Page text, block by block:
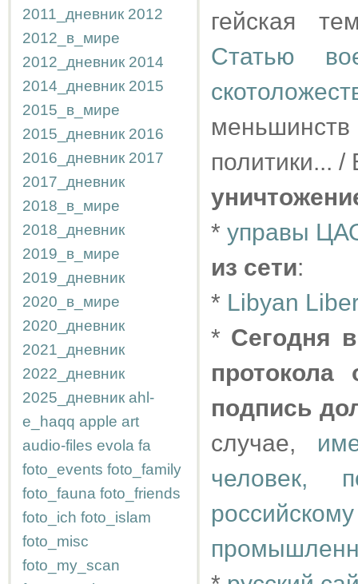
2011_дневник 2012
2012_в_мире
2012_дневник 2014
2014_дневник 2015
2015_в_мире
2015_дневник 2016
2016_дневник 2017
2017_дневник
2018_в_мире
2018_дневник
2019_в_мире
2019_дневник
2020_в_мире
2020_дневник
2021_дневник
2022_дневник
2025_дневник ahl-
e_haqq apple art
audio-files evola fa
foto_events foto_family
foto_fauna foto_friends
foto_ich foto_islam
foto_misc
foto_my_scan
гейская
Статью
политики...
* управы
из сети:
* Libyan
* Сегодня
подпись
случае,
человек,